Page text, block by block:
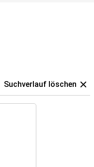
Suchverlauf löschen